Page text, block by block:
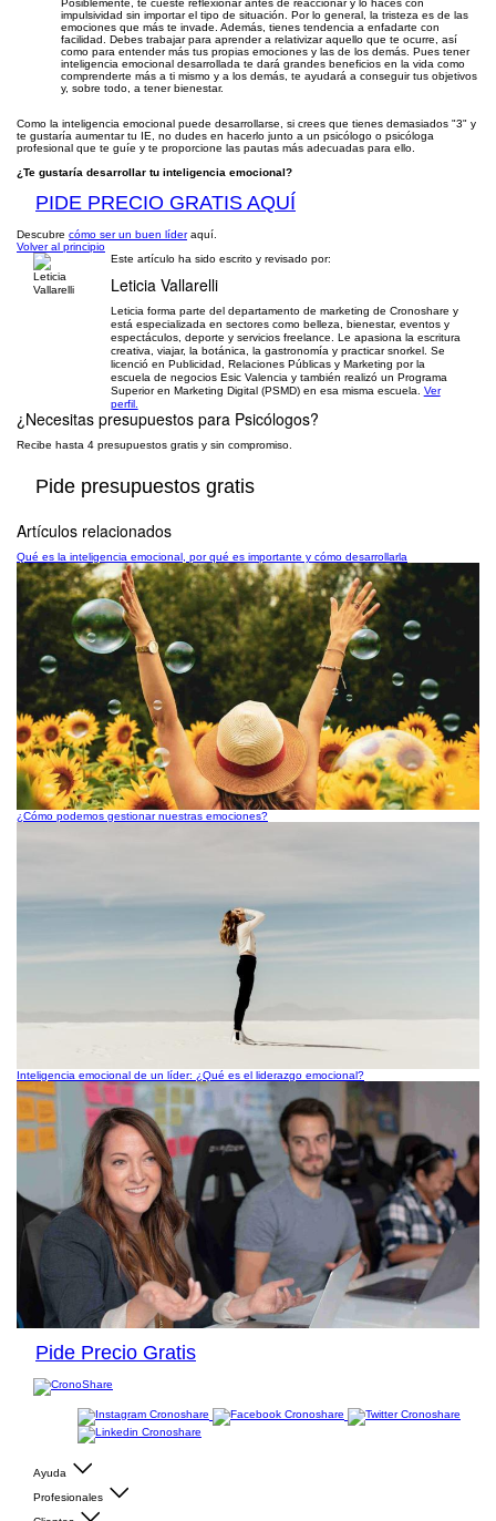
Posiblemente, te cueste reflexionar antes de reaccionar y lo haces con
impulsividad sin importar el tipo de situación. Por lo general, la tristeza es de las
emociones que más te invade. Además, tienes tendencia a enfadarte con
facilidad. Debes trabajar para aprender a relativizar aquello que te ocurre, así
como para entender más tus propias emociones y las de los demás. Pues tener
inteligencia emocional desarrollada te dará grandes beneficios en la vida como
comprenderte más a ti mismo y a los demás, te ayudará a conseguir tus objetivos
y, sobre todo, a tener bienestar.
Como la inteligencia emocional puede desarrollarse, si crees que tienes demasiados "3" y
te gustaría aumentar tu IE, no dudes en hacerlo junto a un psicólogo o psicóloga
profesional que te guíe y te proporcione las pautas más adecuadas para ello.
¿Te gustaría desarrollar tu inteligencia emocional?
PIDE PRECIO GRATIS AQUÍ
Descubre cómo ser un buen líderaquí.
Volver al principio
Este artículo ha sido escrito y revisado por:
Leticia Vallarelli
Leticia forma parte del departamento de marketing de Cronoshare y
está especializada en sectores como belleza, bienestar, eventos y
espectáculos, deporte y servicios freelance. Le apasiona la escritura
creativa, viajar, la botánica, la gastronomía y practicar snorkel. Se
licenció en Publicidad, Relaciones Públicas y Marketing por la
escuela de negocios Esic Valencia y también realizó un Programa
Superior en Marketing Digital (PSMD) en esa misma escuela. Ver
perfil.
¿Necesitas presupuestos para Psicólogos?
Recibe hasta 4 presupuestos gratis y sin compromiso.
Pide presupuestos gratis
Artículos relacionados
Qué es la inteligencia emocional, por qué es importante y cómo desarrollarla
¿Cómo podemos gestionar nuestras emociones?
Inteligencia emocional de un líder: ¿Qué es el liderazgo emocional?
Pide Precio Gratis
Ayuda
Profesionales